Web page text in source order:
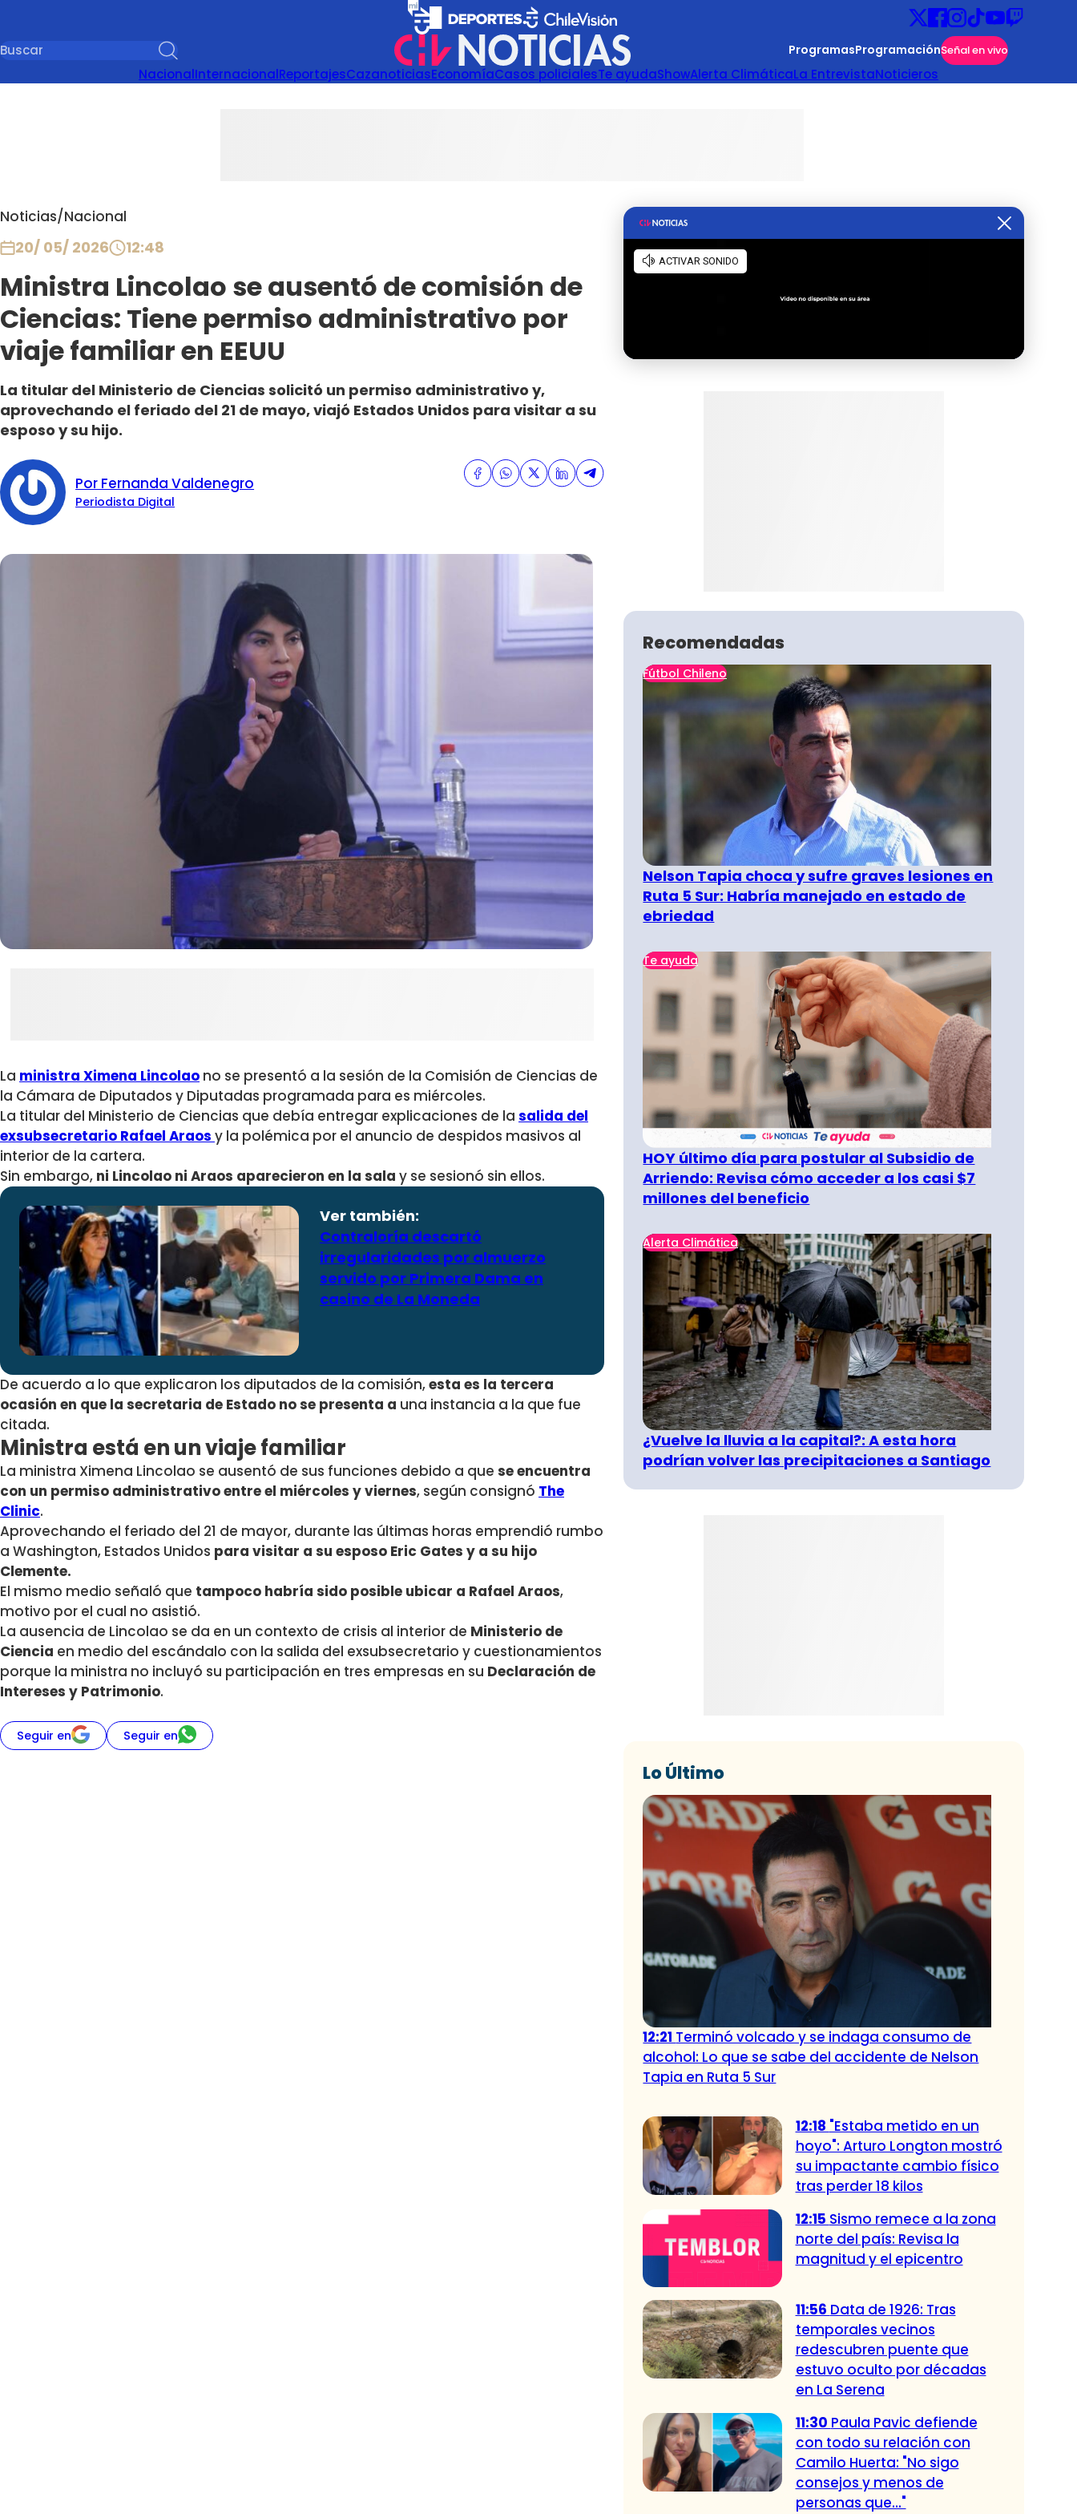
ProgramasProgramaciónSeñal en vivo
NacionalInternacionalReportajesCazanoticiasEconomíaCasos policialesTe ayudaShowAlerta ClimáticaLa EntrevistaNoticieros
Noticias/Nacional
20/ 05/ 2026 12:48
Ministra Lincolao se ausentó de comisión de
Ciencias: Tiene permiso administrativo por
viaje familiar en EEUU
La titular del Ministerio de Ciencias solicitó un permiso administrativo y,
aprovechando el feriado del 21 de mayo, viajó Estados Unidos para visitar a su
esposo y su hijo.
Por Fernanda Valdenegro
Periodista Digital
La ministra Ximena Lincolao no se presentó a la sesión de la Comisión de Ciencias de
la Cámara de Diputados y Diputadas programada para es miércoles.
La titular del Ministerio de Ciencias que debía entregar explicaciones de la salida del
exsubsecretario Rafael Araos y la polémica por el anuncio de despidos masivos al
interior de la cartera.
Sin embargo, ni Lincolao ni Araos aparecieron en la sala y se sesionó sin ellos.
Ver también:
Contraloría descartó
irregularidades por almuerzo
servido por Primera Dama en
casino de La Moneda
De acuerdo a lo que explicaron los diputados de la comisión,esta es la tercera
ocasión en que la secretaria de Estado no se presenta a una instancia a la que fue
citada.
Ministra está en un viaje familiar
La ministra Ximena Lincolao se ausentó de sus funciones debido a que se encuentra
con un permiso administrativo entre el miércoles y viernes, según consignó The
Clinic.
Aprovechando el feriado del 21 de mayor, durante las últimas horas emprendió rumbo
a Washington, Estados Unidos para visitar a su esposo Eric Gates y a su hijo
Clemente.
El mismo medio señaló que tampoco habría sido posible ubicar a Rafael Araos,
motivo por el cual no asistió.
La ausencia de Lincolao se da en un contexto de crisis al interior de Ministerio de
Ciencia en medio del escándalo con la salida del exsubsecretario y cuestionamientos
porque la ministra no incluyó su participación en tres empresas en su Declaración de
Intereses y Patrimonio.
Seguir en Seguir en
Recomendadas
Fútbol Chileno
Nelson Tapia choca y sufre graves lesiones en
Ruta 5 Sur: Habría manejado en estado de
ebriedad
Te ayuda
HOY último día para postular al Subsidio de
Arriendo: Revisa cómo acceder a los casi $7
millones del beneficio
Alerta Climática
¿Vuelve la lluvia a la capital?: A esta hora
podrían volver las precipitaciones a Santiago
Lo Último
12:21 Terminó volcado y se indaga consumo de
alcohol: Lo que se sabe del accidente de Nelson
Tapia en Ruta 5 Sur
12:18 "Estaba metido en un
hoyo": Arturo Longton mostró
su impactante cambio físico
tras perder 18 kilos
12:15 Sismo remece a la zona
norte del país: Revisa la
magnitud y el epicentro
11:56 Data de 1926: Tras
temporales vecinos
redescubren puente que
estuvo oculto por décadas
en La Serena
11:30 Paula Pavic defiende
con todo su relación con
Camilo Huerta: "No sigo
consejos y menos de
personas que..."